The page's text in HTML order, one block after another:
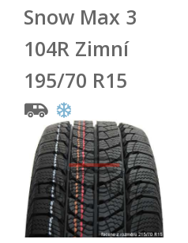
Snow Max 3
104R Zimní
195/70 R15